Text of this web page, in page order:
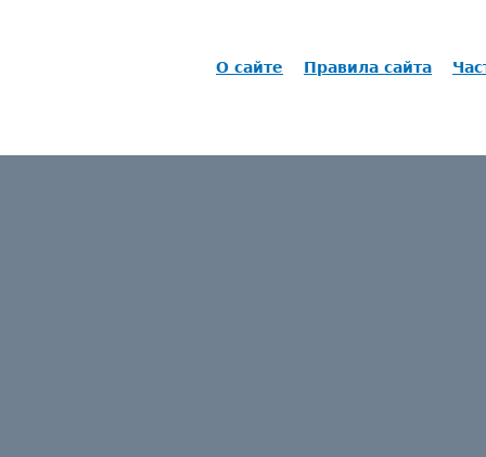
О сайте Правила сайта